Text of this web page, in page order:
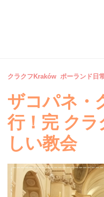
クラクフKraków ポーランド日
ザコパネ・
行！完 ク
しい教会